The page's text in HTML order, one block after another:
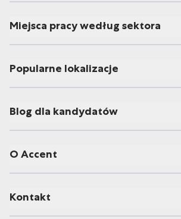
Miejsca pracy według sektora
Popularne lokalizacje
Blog dla kandydatów
O Accent
Kontakt